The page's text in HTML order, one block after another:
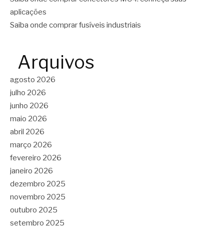
aplicações
Saiba onde comprar fusíveis industriais
Arquivos
agosto 2026
julho 2026
junho 2026
maio 2026
abril 2026
março 2026
fevereiro 2026
janeiro 2026
dezembro 2025
novembro 2025
outubro 2025
setembro 2025